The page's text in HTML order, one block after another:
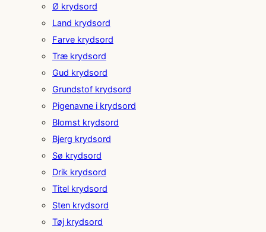
Ø krydsord
Land krydsord
Farve krydsord
Træ krydsord
Gud krydsord
Grundstof krydsord
Pigenavne i krydsord
Blomst krydsord
Bjerg krydsord
Sø krydsord
Drik krydsord
Titel krydsord
Sten krydsord
Tøj krydsord